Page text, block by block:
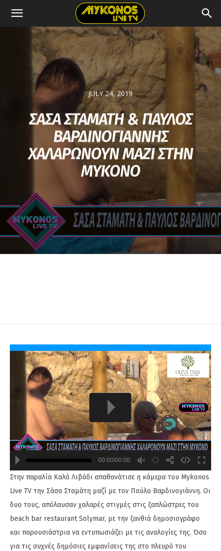
JULY 24, 2019
ΣΑΣΑ ΣΤΑΜΑΤΗ & ΠΑΥΛΟΣ
ΒΑΡΔΙΝΟΓΙΑΝΝΗΣ
ΧΑΛΑΡΩΝΟΥΝ ΜΑΖΙ ΣΤΗΝ
ΜΥΚΟΝΟ
720
480
00:00/00:00
Στην παραλία Καλό Λιβάδι απαθανάτισε η κάμερα του Mykonos
Live TV την Σάσα Σταμάτη μαζί με τον Παύλο Βαρδινογιάννη. Οι
δυο τους, απόλαυσαν χαλαρές στιγμές στις ξαπλώστρες του
beach bar restaurant Solymar, με την ξανθιά δημοσιογράφο
και παρουσιάστρια να εντυπωσιάζει με τις αναλογίες της. Όσο
για τις συχνές δημόσιες εμφανίσεις της στο πλευρό του